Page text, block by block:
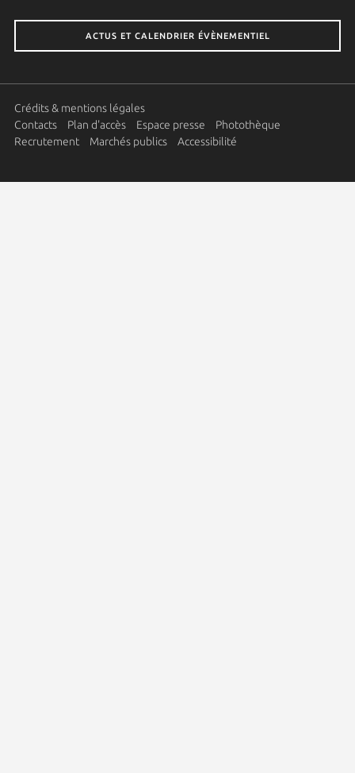
ACTUS ET CALENDRIER ÉVÈNEMENTIEL
Crédits & mentions légales
Contacts
Plan d'accès Espace presse
Photothèque
Recrutement
Marchés publics Accessibilité